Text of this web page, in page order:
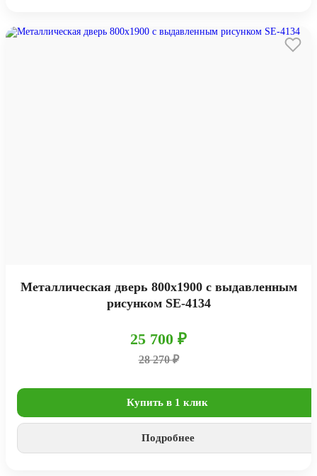
Металлическая дверь 800х1900 с выдавленным
рисунком SE-4134
25 700 ₽
28 270 ₽
Купить в 1 клик
Подробнее